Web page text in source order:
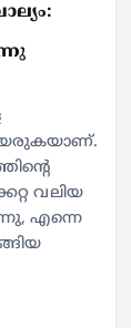
വലിയ
എന്നെ